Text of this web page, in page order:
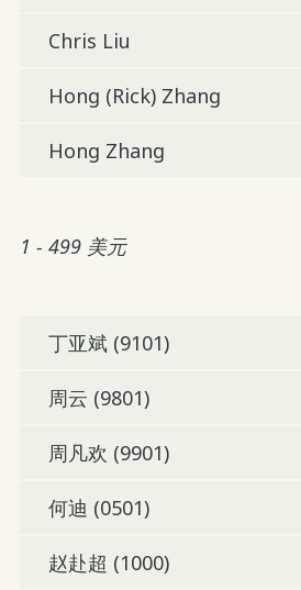
Chris Liu
Hong (Rick) Zhang
Hong Zhang
1 - 499 美元
丁亚斌 (9101)
周云 (9801)
周凡欢 (9901)
何迪 (0501)
赵赴超 (1000)